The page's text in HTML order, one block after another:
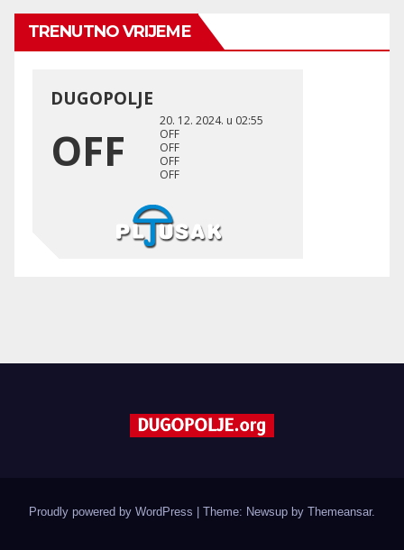
TRENUTNO VRIJEME
Proudly powered by WordPress | Theme: Newsup by Themeansar.